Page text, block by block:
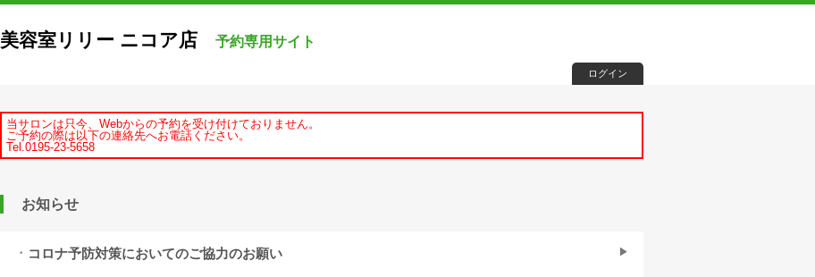
美容室リリー ニコア店 予約専用サイト
ログイン
当サロンは只今、Webからの予約を受け付けておりません。
ご予約の際は以下の連絡先へお電話ください。
Tel.0195-23-5658
お知らせ
コロナ予防対策においてのご協力のお願い